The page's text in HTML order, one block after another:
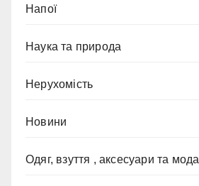
Напої
Наука та природа
Нерухомість
Новини
Одяг, взуття , аксесуари та мода